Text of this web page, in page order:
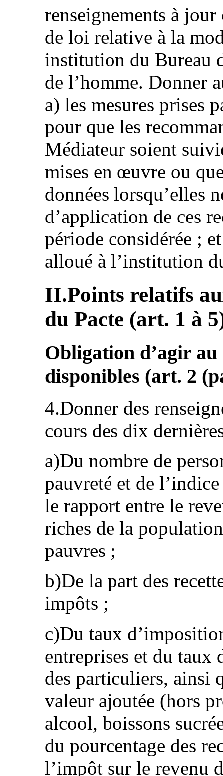
renseignements à
de loi relative à la
institution du Bureau
de l’homme. Donner
a) les mesures prises
pour que les
Médiateur soient
mises en œuvre ou
données lorsqu’elles
d’application de ces
période considérée ;
alloué à l’institution
II.Points relatifs
du Pacte (art. 1 à
Obligation d’agir au
disponibles (art. 2
4.Donner des
cours des dix
a)Du nombre de
pauvreté et de
le rapport entre le
riches de la
pauvres ;
b)De la part des
impôts ;
c)Du taux
entreprises et du taux
des particuliers, ainsi
valeur ajoutée (hors
alcool, boissons
du pourcentage des
l’impôt sur le revenu